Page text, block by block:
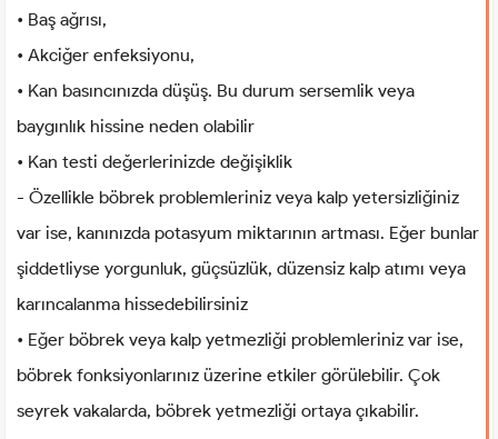
• Baş ağrısı,
• Akciğer enfeksiyonu,
• Kan basıncınızda düşüş. Bu durum sersemlik veya
baygınlık hissine neden olabilir
• Kan testi değerlerinizde değişiklik
- Özellikle böbrek problemleriniz veya kalp yetersizliğiniz
var ise, kanınızda potasyum miktarının artması. Eğer bunlar
şiddetliyse yorgunluk, güçsüzlük, düzensiz kalp atımı veya
karıncalanma hissedebilirsiniz
• Eğer böbrek veya kalp yetmezliği problemleriniz var ise,
böbrek fonksiyonlarınız üzerine etkiler görülebilir. Çok
seyrek vakalarda, böbrek yetmezliği ortaya çıkabilir.